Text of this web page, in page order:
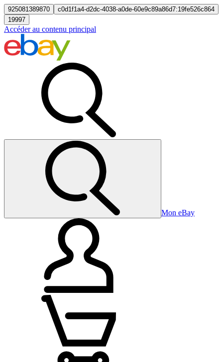
925081389870
c0d1f1a4-d2dc-4038-a0de-60e9c89a86d7:19fe526c864
19997
Accéder au contenu principal
Mon eBay